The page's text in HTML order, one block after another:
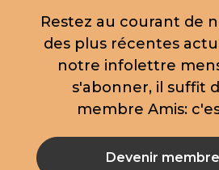
Restez au courant de
des plus récentes
notre infolettre
s'abonner, il suffit
membre Amis:
Devenir